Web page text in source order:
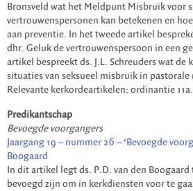
Bronsveld wat het Meldpunt Misbruik voor
vertrouwenspersonen kan betekenen en
aan preventie. In het tweede artikel
dhr. Geluk de vertrouwenspersoon in een
artikel bespreekt ds. J.L. Schreuders wat de
situaties van seksueel misbruik in pastorale
Relevante kerkordeartikelen: ordinantie 11a.
Predikantschap
Bevoegde voorgangers
Jaargang 19 – nummer 26 – ‘Bevoegde
Boogaard
In dit artikel legt ds. P.D. van den
bevoegd zijn om in kerkdiensten voor te